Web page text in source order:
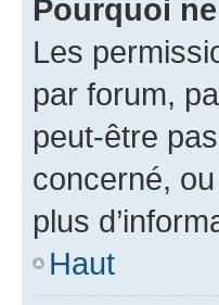
Pourquoi
Les
par forum,
peut-être
concerné,
plus
Haut